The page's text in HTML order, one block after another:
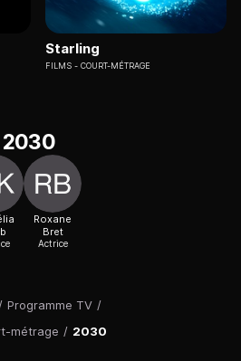
Programme TV /
métrage / 2030
Starling
FILMS COURT-MÉTRAGE
2030
Roxane
Bret
Actrice